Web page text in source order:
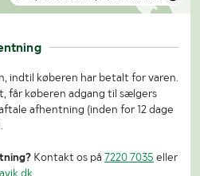
indtil køberen har betalt for varen.
får køberen adgang til sælgers
afhentning (inden for 12 dage
Kontakt os på 7220 7035 eller